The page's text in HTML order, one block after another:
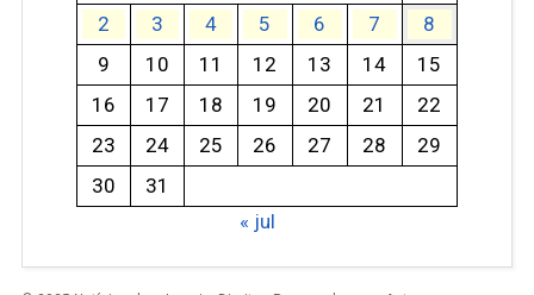
2
3 4 5 6 7
8
9
10 11 12 13 14
15
16
17 18 19 20 21
22
23
24 25 26 27 28
29
30
31
« jul